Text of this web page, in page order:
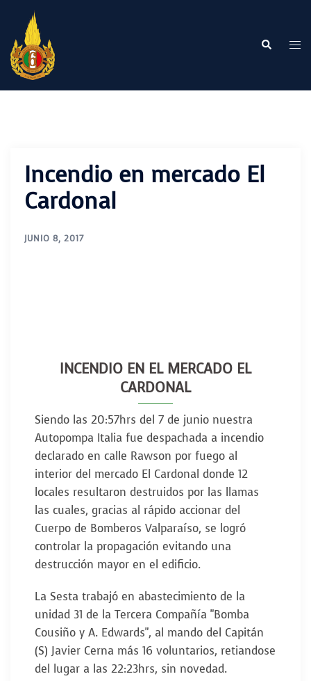
contenido
Buscar
Incendio en mercado El
Cardonal
JUNIO 8, 2017
INCENDIO EN EL MERCADO EL
CARDONAL
Siendo las 20:57hrs del 7 de junio nuestra
Autopompa Italia fue despachada a incendio
declarado en calle Rawson por fuego al
interior del mercado El Cardonal donde 12
locales resultaron destruidos por las llamas
las cuales, gracias al rápido accionar del
Cuerpo de Bomberos Valparaíso, se logró
controlar la propagación evitando una
destrucción mayor en el edificio.
La Sesta trabajó en abastecimiento de la
unidad 31 de la Tercera Compañía "Bomba
Cousiño y A. Edwards", al mando del Capitán
(S) Javier Cerna más 16 voluntarios, retiandose
del lugar a las 22:23hrs, sin novedad.